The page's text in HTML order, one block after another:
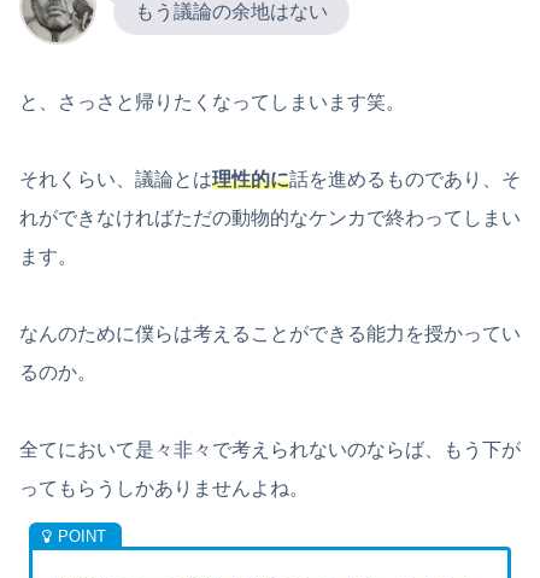
もう議論の余地はない
と、さっさと帰りたくなってしまいます笑。
それくらい、議論とは理性的に話を進めるものであり、そ
れができなければただの動物的なケンカで終わってしまい
ます。
なんのために僕らは考えることができる能力を授かってい
るのか。
全てにおいて是々非々で考えられないのならば、もう下が
ってもらうしかありませんよね。